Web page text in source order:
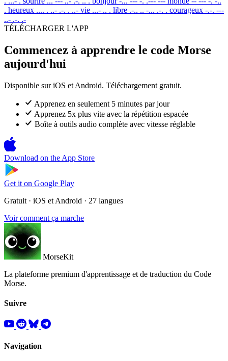
. heureux .... . ..- .-. . ..- vie ...- .. . libre .-.. .. -... .-. . courageux -.-. ---
..- .-. .-
TÉLÉCHARGER L'APP
Commencez à apprendre le code Morse
aujourd'hui
Disponible sur iOS et Android. Téléchargement gratuit.
Apprenez en seulement 5 minutes par jour
Apprenez 5x plus vite avec la répétition espacée
Boîte à outils audio complète avec vitesse réglable
Download on the App Store
Get it on Google Play
Gratuit · iOS et Android · 27 langues
Voir comment ça marche
MorseKit
La plateforme premium d'apprentissage et de traduction du Code
Morse.
Suivre
Navigation